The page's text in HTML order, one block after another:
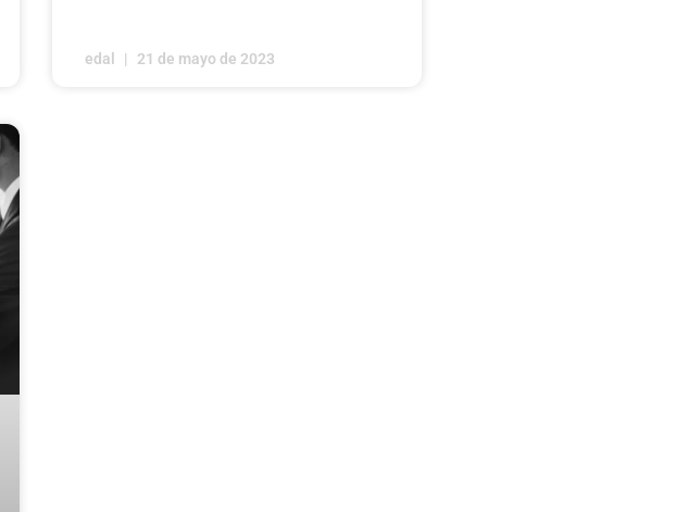
edal 21 de mayo de 2023